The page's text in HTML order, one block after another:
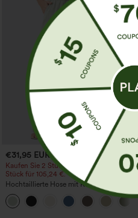
€31,95 EUR €35,95 EUR
Kaufen Sie 2 Stück für 52,62 € oder 4
Stück für 105,24 €.
Hochtaillierte Hose mit Kordelzug und
Taschen, weitem Bein, lässig und locker
in Leinenoptik